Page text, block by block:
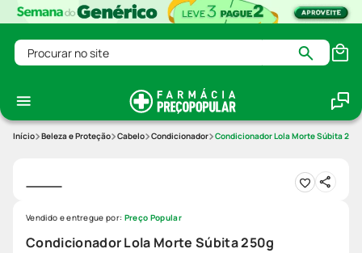
Procurar no site
Beleza e Proteção Cabelo Condicionador Condicionador Lola Morte Súbita
Condicionador Lola Morte Súbita 250g
Vendido e entregue por: Preço Popular